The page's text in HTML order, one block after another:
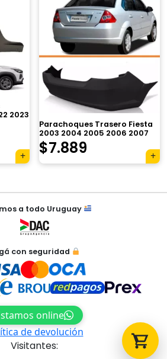
2023
Parachoques Trasero Fiesta
2003 2004 2005 2006 2007
$7.889
a todo Uruguay
con seguridad
online
de devolución
Visitantes:
×
está vacío.
automáticamente.